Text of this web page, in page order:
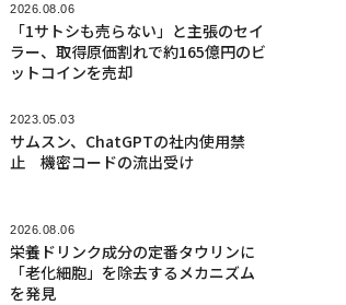
2026.08.06
「1サトシも売らない」と主張のセイ
ラー、取得原価割れで約165億円のビ
ットコインを売却
2023.05.03
サムスン、ChatGPTの社内使用禁
止 機密コードの流出受け
2026.08.06
栄養ドリンク成分の定番タウリンに
「老化細胞」を除去するメカニズム
を発見